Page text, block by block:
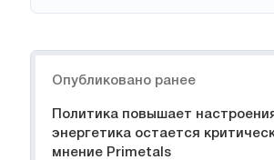
Опубликовано ранее
Политика повышает
энергетика остается
мнение Primetals